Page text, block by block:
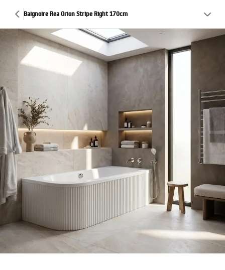
Baignoire Rea Orion Stripe Right 170cm